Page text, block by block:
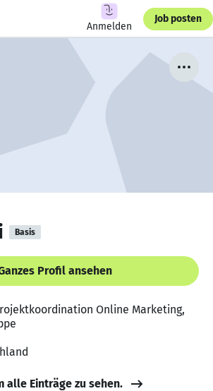
Anmelden
Job posten
Basis
Profil ansehen
Online Marketing,
alle Einträge zu sehen.